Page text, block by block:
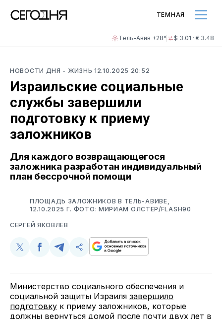
Тель-Авив +28° $ 3.01 · € 3.48
ТЕМНАЯ
НОВОСТИ ДНЯ - ЖИЗНЬ12.10.2025 20:52
Израильские социальные
службы завершили
подготовку к приему
заложников
Для каждого возвращающегося
заложника разработан индивидуальный
план бессрочной помощи
ПЛОЩАДЬ ЗАЛОЖНИКОВ В ТЕЛЬ-АВИВЕ,
12.10.2025 Г. ФОТО: МИРИАМ ОЛСТЕР/FLASH90
СЕРГЕЙ ЯКОВЛЕВ
Поделиться
Twitter
Поделиться
Facebook
Поделиться
Telegram
Скопируйте
поделитесь
Министерство социального обеспечения и
социальной защиты Израиля завершило
подготовку к приему заложников, которые
должны вернуться домой после почти двух лет в